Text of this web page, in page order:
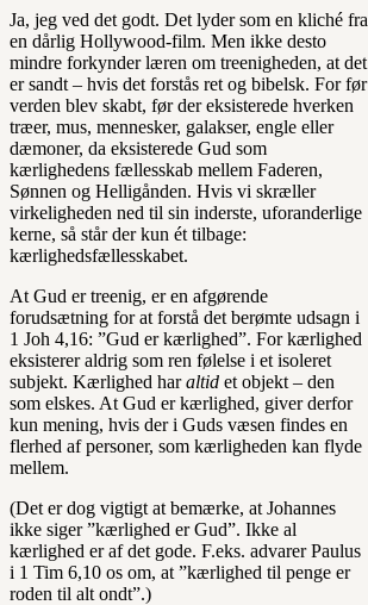
Ja, jeg ved det godt. Det lyder som en kliché fra
en dårlig Hollywood-film. Men ikke desto
mindre forkynder læren om treenigheden, at det
er sandt – hvis det forstås ret og bibelsk. For før
verden blev skabt, før der eksisterede hverken
træer, mus, mennesker, galakser, engle eller
dæmoner, da eksisterede Gud som
kærlighedens fællesskab mellem Faderen,
Sønnen og Helligånden. Hvis vi skræller
virkeligheden ned til sin inderste, uforanderlige
kerne, så står der kun ét tilbage:
kærlighedsfællesskabet.
At Gud er treenig, er en afgørende
forudsætning for at forstå det berømte udsagn i
1 Joh 4,16: ”Gud er kærlighed”. For kærlighed
eksisterer aldrig som ren følelse i et isoleret
subjekt. Kærlighed haraltid et objekt – den
som elskes. At Gud er kærlighed, giver derfor
kun mening, hvis der i Guds væsen findes en
flerhed af personer, som kærligheden kan flyde
mellem.
(Det er dog vigtigt at bemærke, at Johannes
ikke siger ”kærlighed er Gud”. Ikke al
kærlighed er af det gode. F.eks. advarer Paulus
i 1 Tim 6,10 os om, at ”kærlighed til penge er
roden til alt ondt”.)